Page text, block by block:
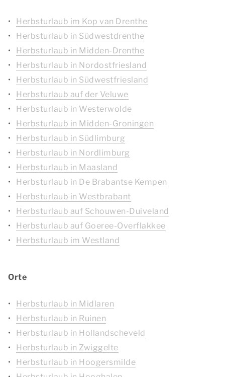
Herbsturlaub im Kop van Drenthe
Herbsturlaub in Südwestdrenthe
Herbsturlaub in Midden-Drenthe
Herbsturlaub in Nordostfriesland
Herbsturlaub in Südwestfriesland
Herbsturlaub auf der Veluwe
Herbsturlaub in Westerwolde
Herbsturlaub in Midden-Groningen
Herbsturlaub in Südlimburg
Herbsturlaub in Nordlimburg
Herbsturlaub in Maasland
Herbsturlaub in De Brabantse Kempen
Herbsturlaub in Westbrabant
Herbsturlaub auf Schouwen-Duiveland
Herbsturlaub auf Goeree-Overflakkee
Herbsturlaub im Westland
Orte
Herbsturlaub in Midlaren
Herbsturlaub in Ruinen
Herbsturlaub in Hollandscheveld
Herbsturlaub in Zwiggelte
Herbsturlaub in Hoogersmilde